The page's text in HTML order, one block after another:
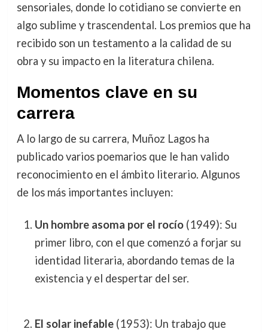
sensoriales, donde lo cotidiano se convierte en
algo sublime y trascendental. Los premios que ha
recibido son un testamento a la calidad de su
obra y su impacto en la literatura chilena.
Momentos clave en su
carrera
A lo largo de su carrera, Muñoz Lagos ha
publicado varios poemarios que le han valido
reconocimiento en el ámbito literario. Algunos
de los más importantes incluyen:
Un hombre asoma por el rocío(1949): Su
primer libro, con el que comenzó a forjar su
identidad literaria, abordando temas de la
existencia y el despertar del ser.
El solar inefable(1953): Un trabajo que